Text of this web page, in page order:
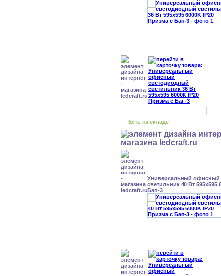
Есть на складе
Универсальный офисный
светильник 40 Вт 595x595
Бап-3